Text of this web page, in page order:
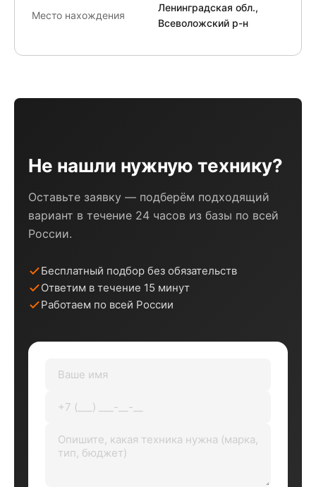
Место нахождения
Ленинградская обл.,
Всеволожский р-н
Не нашли нужную технику?
Оставьте заявку — подберём подходящий
вариант в течение 24 часов из базы по всей
России.
Бесплатный подбор без обязательств
Ответим в течение 15 минут
Работаем по всей России